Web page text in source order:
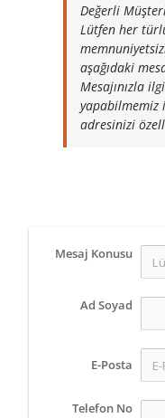
Değerli
Lütfen her
aşağıdaki
Mesajınızla
yapabilmemiz
adresinizi
Mesaj Konusu
Ad Soyad
E-Posta
Telefon No